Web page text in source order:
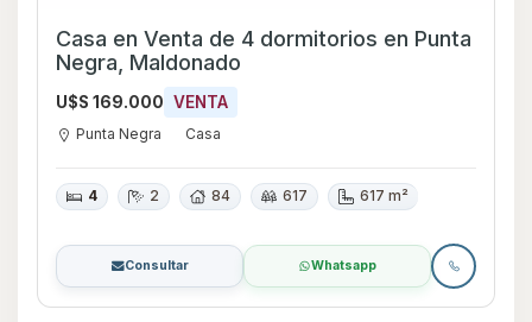
Casa en Venta de 4 dormitorios en Punta
Negra, Maldonado
U$S 169.000 VENTA
Punta Negra Casa
4 2 84 617 617 m²
Consultar Whatsapp